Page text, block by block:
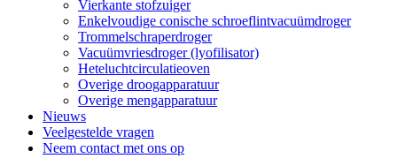
Vierkante stofzuiger
Enkelvoudige conische schroeflintvacuümdroger
Trommelschraperdroger
Vacuümvriesdroger (lyofilisator)
Heteluchtcirculatieoven
Overige droogapparatuur
Overige mengapparatuur
Nieuws
Veelgestelde vragen
Neem contact met ons op